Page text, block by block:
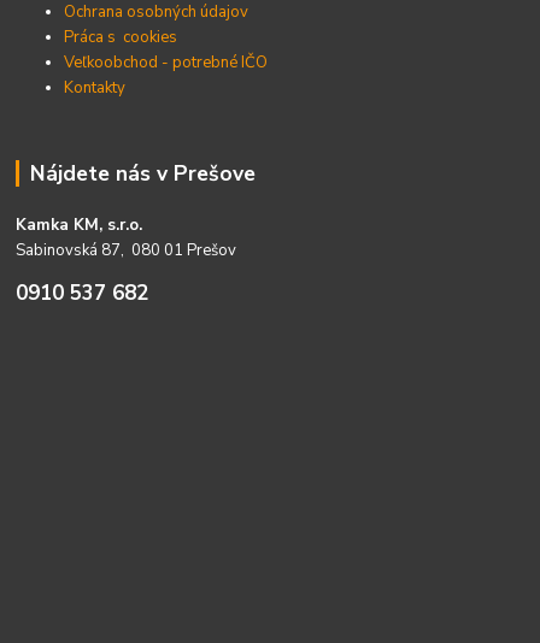
Ochrana osobných údajov
Práca s cookies
Veľkoobchod - potrebné IČO
Kontakty
Nájdete nás v Prešove
Kamka KM, s.r.o.
Sabinovská 87, 080 01 Prešov
0910 537 682